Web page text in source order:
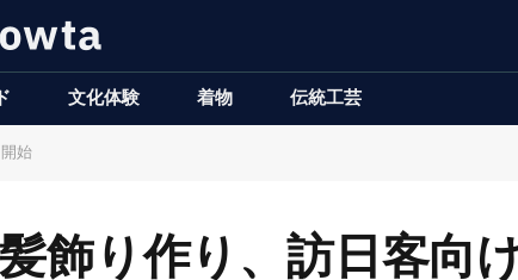
文化体験 着物 伝統工芸
始
飾り作り、訪日客向